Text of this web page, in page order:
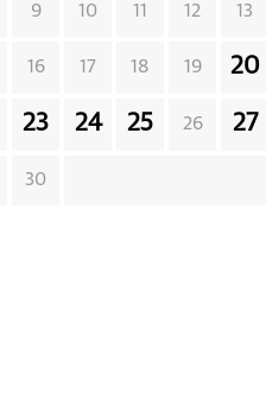
9 10 11 12 13
16 17 18 19 20
23 24 25 26 27
30